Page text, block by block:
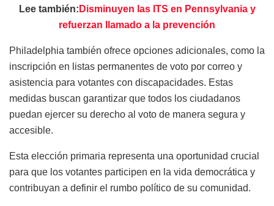
Lee también: Disminuyen las ITS en Pennsylvania y
refuerzan llamado a la prevención
Philadelphia también ofrece opciones adicionales, como la
inscripción en listas permanentes de voto por correo y
asistencia para votantes con discapacidades. Estas
medidas buscan garantizar que todos los ciudadanos
puedan ejercer su derecho al voto de manera segura y
accesible.
Esta elección primaria representa una oportunidad crucial
para que los votantes participen en la vida democrática y
contribuyan a definir el rumbo político de su comunidad.